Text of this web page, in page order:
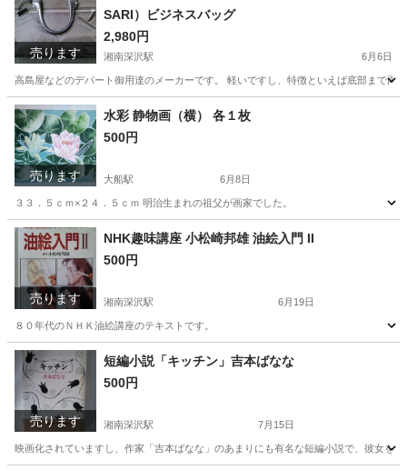
売ります
SARI）ビジネスバッグ
2,980円
湘南深沢駅 6月6日
高島屋などのデパート御用達のメーカーです。 軽いですし、特徴といえば底部まで両
神奈川 鎌倉市 湘南深沢駅 バッグ
売ります
水彩 静物画（横） 各１枚
500円
大船駅 6月8日
３３．５ｃｍ×２４．５ｃｍ 明治生まれの祖父が画家でした。
神奈川 鎌倉市 大船駅 その他 水彩
売ります
NHK趣味講座 小松崎邦雄 油絵入門 II
500円
湘南深沢駅 6月19日
８０年代のＮＨＫ油絵講座のテキストです。
神奈川 鎌倉市 湘南深沢駅 その他 80年代
売ります
短編小説「キッチン」吉本ばなな
500円
湘南深沢駅 7月15日
映画化されていますし、作家「吉本ばなな」のあまりにも有名な短編小説で、彼女を